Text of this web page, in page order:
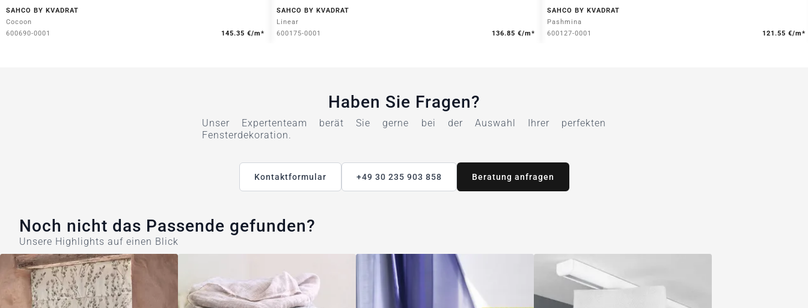
SAHCO BY KVADRAT
Cocoon
600690-0001
145.35 €/m*
SAHCO BY KVADRAT
Linear
600175-0001
136.85 €/m*
SAHCO BY KVADRAT
Pashmina
600127-0001
121.55 €/m*
Haben Sie Fragen?
Unser Expertenteam berät Sie gerne bei der Auswahl Ihrer perfekten
Fensterdekoration.
Kontaktformular +49 30 235 903 858 Beratung anfragen
Noch nicht das Passende gefunden?
Unsere Highlights auf einen Blick